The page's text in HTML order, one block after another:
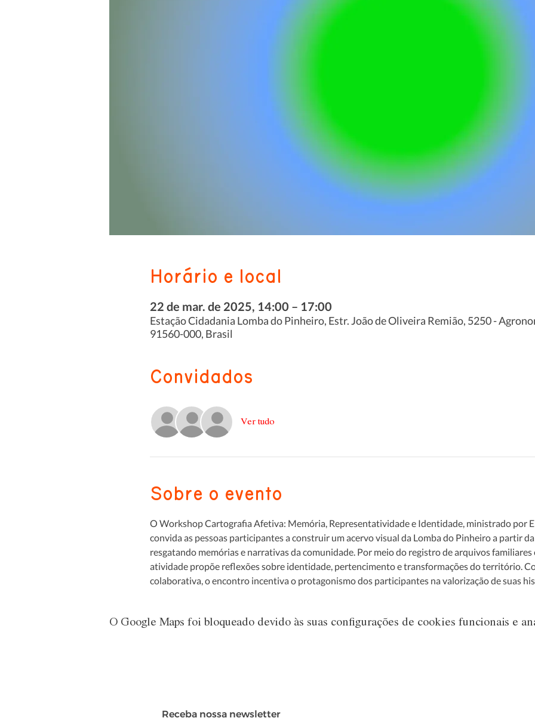
Horário e local
22 de mar. de 2025, 14:00 – 17:00
Estação Cidadania Lomba do Pinheiro, Estr. João de Oliveira Remião, 5250 -
91560-000, Brasil
Convidados
Ver tudo
Sobre o evento
O Workshop Cartografia Afetiva: Memória, Representatividade e Identidade, ministrado por
convida as pessoas participantes a construir um acervo visual da Lomba do Pinheiro a partir
resgatando memórias e narrativas da comunidade. Por meio do registro de arquivos
atividade propõe reflexões sobre identidade, pertencimento e transformações do território.
colaborativa, o encontro incentiva o protagonismo dos participantes na valorização de suas
O Google Maps foi bloqueado devido às suas configurações de cookies funcionais e
Receba nossa newsletter